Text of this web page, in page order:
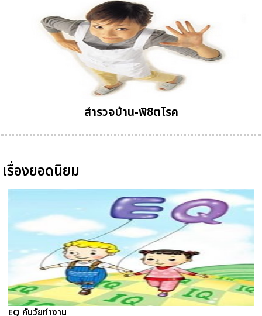
สำรวจบ้าน-พิชิตโรค
เรื่องยอดนิยม
EQ กับวัยทำงาน